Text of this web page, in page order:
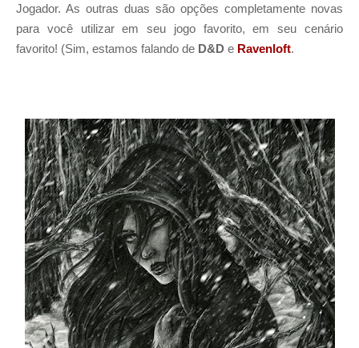
Jogador. As outras duas são opções completamente novas
para você utilizar em seu jogo favorito, em seu cenário
favorito! (Sim, estamos falando de D&D e Ravenloft.